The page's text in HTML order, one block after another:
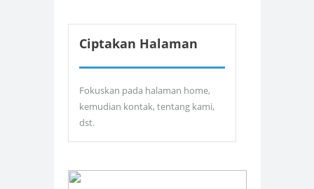
Ciptakan Halaman
Fokuskan pada halaman home,
kemudian kontak, tentang kami,
dst.